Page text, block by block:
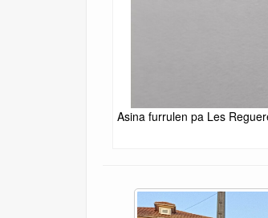
Asina furrulen pa Les